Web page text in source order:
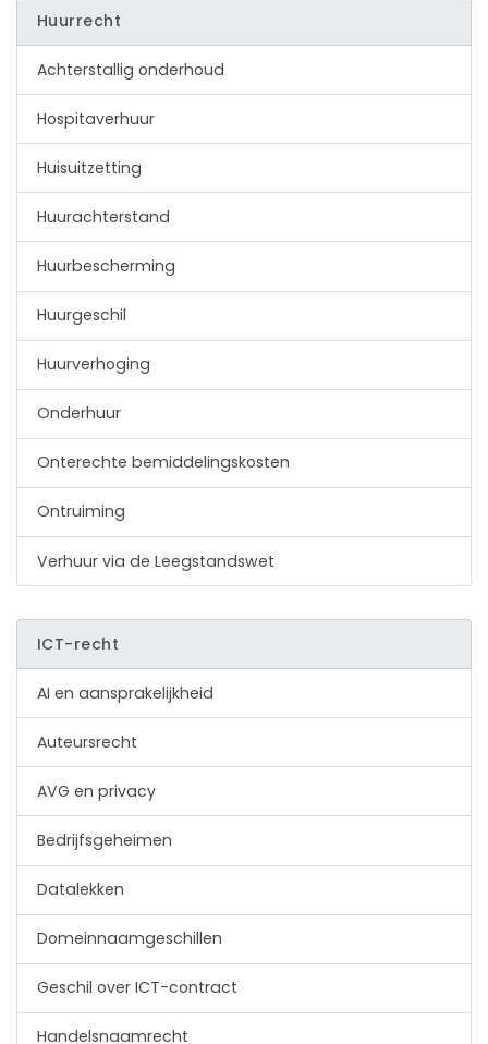
Huurrecht
Achterstallig onderhoud
Hospitaverhuur
Huisuitzetting
Huurachterstand
Huurbescherming
Huurgeschil
Huurverhoging
Onderhuur
Onterechte bemiddelingskosten
Ontruiming
Verhuur via de Leegstandswet
ICT-recht
AI en aansprakelijkheid
Auteursrecht
AVG en privacy
Bedrijfsgeheimen
Datalekken
Domeinnaamgeschillen
Geschil over ICT-contract
Handelsnaamrecht